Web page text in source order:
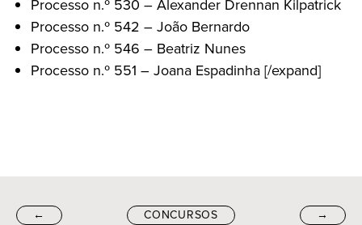
Processo n.º 530 – Alexander Drennan Kilpatrick
Processo n.º 542 – João Bernardo
Processo n.º 546 – Beatriz Nunes
Processo n.º 551 – Joana Espadinha [/expand]
← CONCURSOS →